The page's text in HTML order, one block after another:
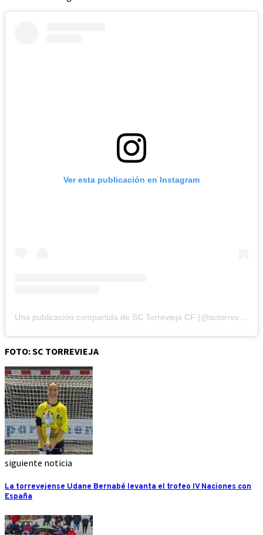
Ver esta publicación en Instagram
Una publicación compartida de SC Torrevieja CF (@sctorreviejacf)
FOTO: SC TORREVIEJA
siguiente noticia
La torrevejense Udane Bernabé levanta el trofeo IV Naciones con
España